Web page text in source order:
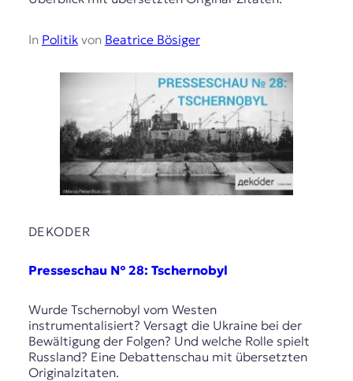
In Politikvon Beatrice Bösiger
DEKODER
Presseschau № 28: Tschernobyl
Wurde Tschernobyl vom Westen
instrumentalisiert? Versagt die Ukraine bei der
Bewältigung der Folgen? Und welche Rolle spielt
Russland? Eine Debattenschau mit übersetzten
Originalzitaten.